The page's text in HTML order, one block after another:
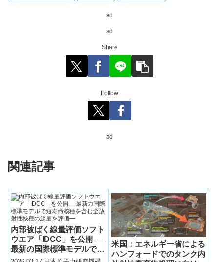
ad
ad
Share
Follow
ad
関連記事
内部被ばく線量評価ソフト
ウエア「IDCC」を公開 ―
最新の国際標準モデルで短
寿命核種を含む全放射性核
米国：エネルギー省による
ハンフォードでのタンク内